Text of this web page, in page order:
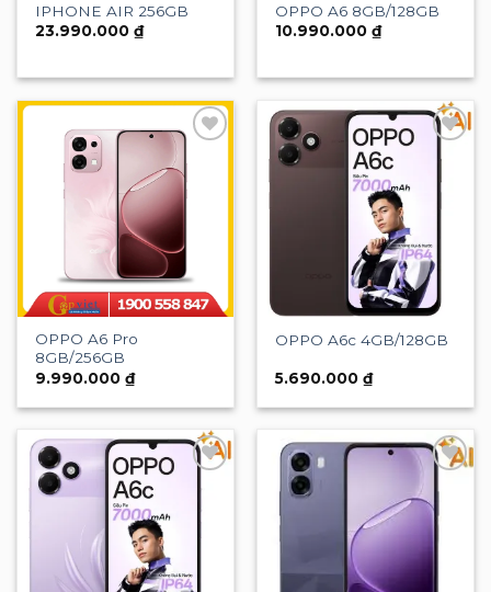
IPHONE AIR 256GB
23.990.000₫
OPPO A6 8GB/128GB
10.990.000₫
Add to
wishlist
OPPO A6 Pro
8GB/256GB
9.990.000₫
Add to
wishlist
OPPO A6c 4GB/128GB
5.690.000₫
wishlist
Add to